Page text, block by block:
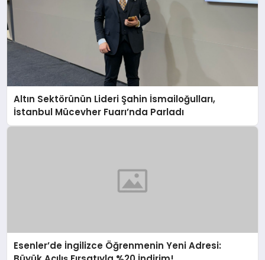
Altın Sektörünün Lideri Şahin İsmailoğulları,
İstanbul Mücevher Fuarı’nda Parladı ￼
Esenler’de İngilizce Öğrenmenin Yeni Adresi: